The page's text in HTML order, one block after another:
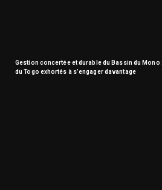
Gestion concertée et durable du Bassin du Mono
du Togo exhortés à s’engager davantage